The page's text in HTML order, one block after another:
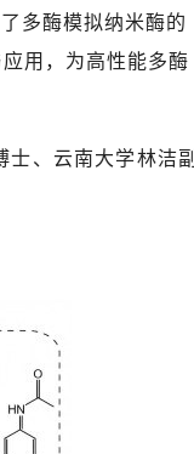
多酶模拟纳米酶的
用，为高性能多酶
、云南大学林洁副